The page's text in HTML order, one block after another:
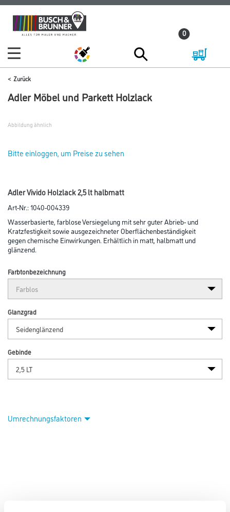
Zum
Inhalt
Zum
Navigationsmenü
0
Zurück
Adler Möbel und Parkett Holzlack
Abbildung ähnlich
Bitte einloggen, um Preise zu sehen
Adler Vivido Holzlack 2,5 lt halbmatt
Art-Nr.:1040-004339
Wasserbasierte, farblose Versiegelung mit sehr guter Abrieb- und
Kratzfestigkeit sowie ausgezeichneter Oberflächenbeständigkeit
gegen chemische Einwirkungen. Erhältlich in matt, halbmatt und
glänzend.
Farbtonbezeichnung
Glanzgrad
Gebinde
Umrechnungsfaktoren